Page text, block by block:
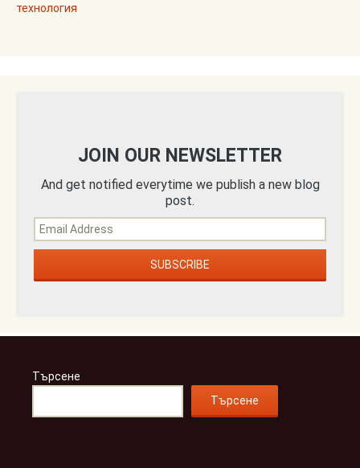
технология
JOIN OUR NEWSLETTER
And get notified everytime we publish a new blog
post.
Търсене
Търсене